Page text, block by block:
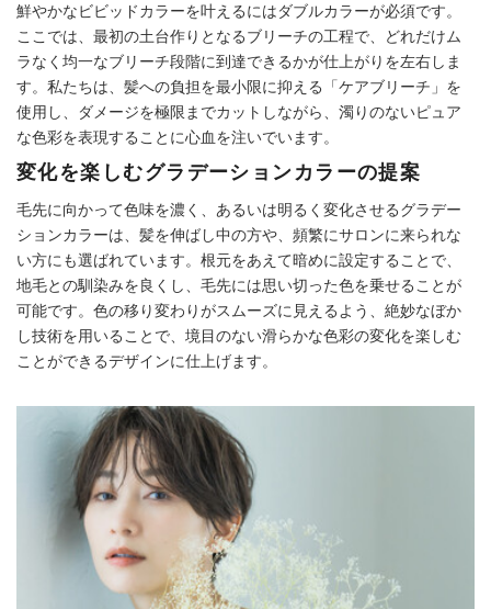
鮮やかなビビッドカラーを叶えるにはダブルカラーが必須です。
ここでは、最初の土台作りとなるブリーチの工程で、どれだけム
ラなく均一なブリーチ段階に到達できるかが仕上がりを左右しま
す。私たちは、髪への負担を最小限に抑える「ケアブリーチ」を
使用し、ダメージを極限までカットしながら、濁りのないピュア
な色彩を表現することに心血を注いでいます。
変化を楽しむグラデーションカラーの提案
毛先に向かって色味を濃く、あるいは明るく変化させるグラデー
ションカラーは、髪を伸ばし中の方や、頻繁にサロンに来られな
い方にも選ばれています。根元をあえて暗めに設定することで、
地毛との馴染みを良くし、毛先には思い切った色を乗せることが
可能です。色の移り変わりがスムーズに見えるよう、絶妙なぼか
し技術を用いることで、境目のない滑らかな色彩の変化を楽しむ
ことができるデザインに仕上げます。